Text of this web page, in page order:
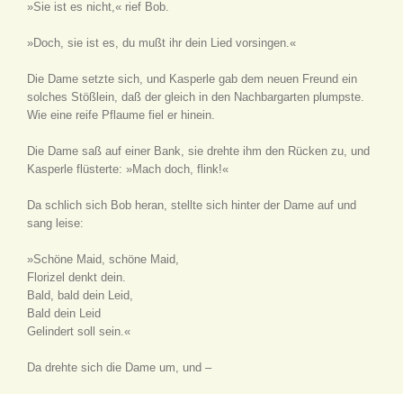
»Sie ist es nicht,« rief Bob.
»Doch, sie ist es, du mußt ihr dein Lied vorsingen.«
Die Dame setzte sich, und Kasperle gab dem neuen Freund ein
solches Stößlein, daß der gleich in den Nachbargarten plumpste.
Wie eine reife Pflaume fiel er hinein.
Die Dame saß auf einer Bank, sie drehte ihm den Rücken zu, und
Kasperle flüsterte: »Mach doch, flink!«
Da schlich sich Bob heran, stellte sich hinter der Dame auf und
sang leise:
»Schöne Maid, schöne Maid,
Florizel denkt dein.
Bald, bald dein Leid,
Bald dein Leid
Gelindert soll sein.«
Da drehte sich die Dame um, und –